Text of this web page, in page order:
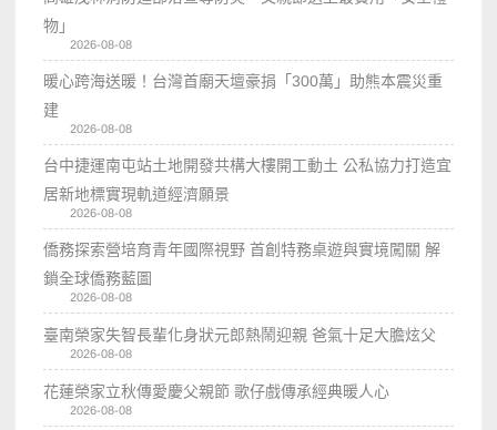
物」
2026-08-08
暖心跨海送暖！台灣首廟天壇豪捐「300萬」助熊本震災重
建
2026-08-08
台中捷運南屯站土地開發共構大樓開工動土 公私協力打造宜
居新地標實現軌道經濟願景
2026-08-08
僑務探索營培育青年國際視野 首創特務桌遊與實境闖關 解
鎖全球僑務藍圖
2026-08-08
臺南榮家失智長輩化身狀元郎熱鬧迎親 爸氣十足大膽炫父
2026-08-08
花蓮榮家立秋傳愛慶父親節 歌仔戲傳承經典暖人心
2026-08-08